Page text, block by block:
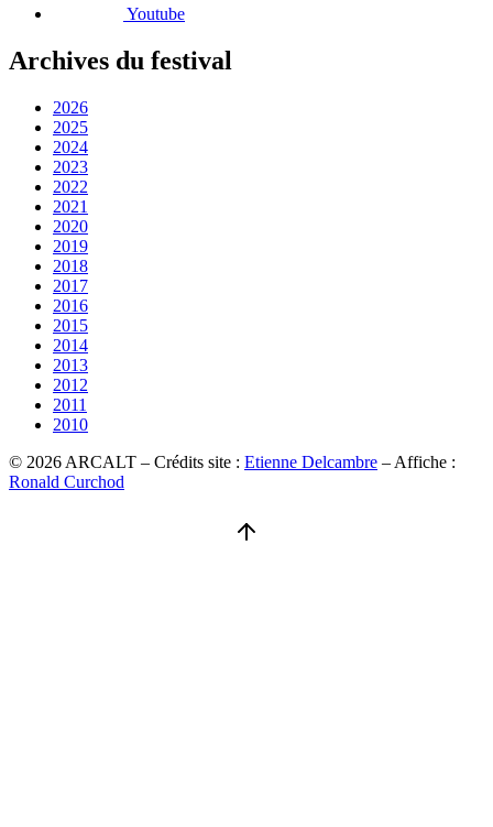
Youtube
Archives du festival
2026
2025
2024
2023
2022
2021
2020
2019
2018
2017
2016
2015
2014
2013
2012
2011
2010
© 2026 ARCALT – Crédits site : Etienne Delcambre – Affiche :
Ronald Curchod